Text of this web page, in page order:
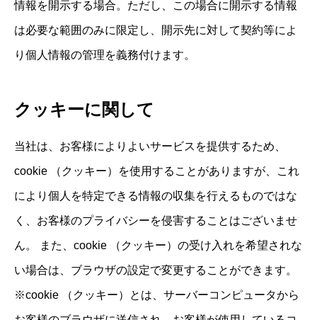
情報を開示する場合。ただし、この場合に開示する情報
は必要な範囲のみに限定し、開示先に対して契約等によ
り個人情報の管理を義務付けます。
クッキーに関して
当社は、お客様によりよいサービスを提供するため、
cookie （クッキー）を使用することがありますが、これ
により個人を特定できる情報の収集を行えるものではな
く、お客様のプライバシーを侵害することはございませ
ん。 また、cookie （クッキー）の受け入れを希望されな
い場合は、ブラウザの設定で変更することができます。
※cookie （クッキー）とは、サーバーコンピュータから